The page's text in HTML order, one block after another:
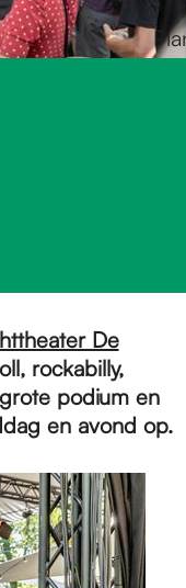
De
rockabilly,
podium en
en avond op.